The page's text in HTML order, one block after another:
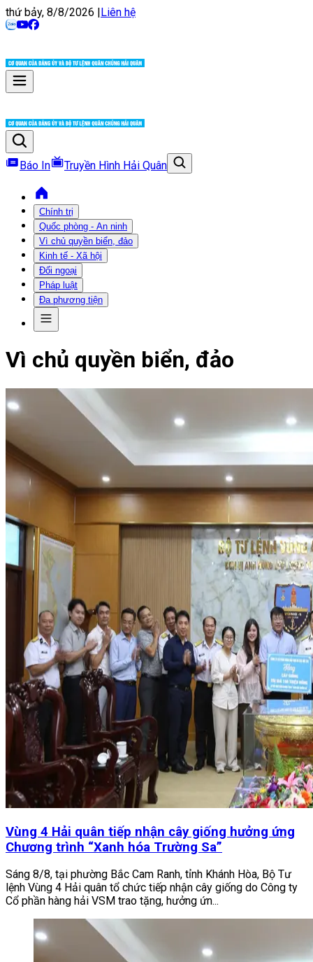
thứ bảy, 8/8/2026 |Liên hệ
Báo In Truyền Hình Hải Quân
Chính trị
Quốc phòng - An ninh
Vì chủ quyền biển, đảo
Kinh tế - Xã hội
Đối ngoại
Pháp luật
Đa phương tiện
Vì chủ quyền biển, đảo
Vùng 4 Hải quân tiếp nhận cây giống hưởng ứng
Chương trình “Xanh hóa Trường Sa”
Sáng 8/8, tại phường Bắc Cam Ranh, tỉnh Khánh Hòa, Bộ Tư
lệnh Vùng 4 Hải quân tổ chức tiếp nhận cây giống do Công ty
Cổ phần hàng hải VSM trao tặng, hưởng ứn...